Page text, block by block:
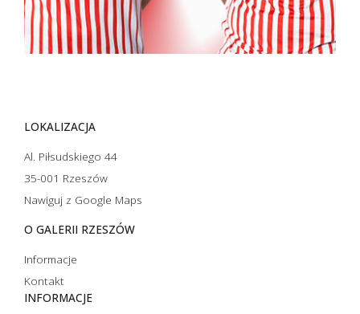
LOKALIZACJA
Al. Piłsudskiego 44
35-001 Rzeszów
Nawiguj z Google Maps
O GALERII RZESZÓW
Informacje
Kontakt
INFORMACJE